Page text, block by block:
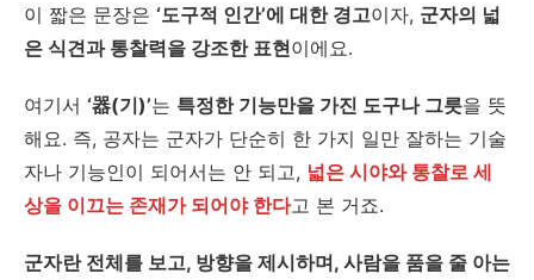
이 짧은 문장은 ‘도구적 인간’에 대한 경고이자, 군자의 넓
은 식견과 통찰력을 강조한 표현이에요.
여기서 ‘器(기)’는 특정한 기능만을 가진 도구나 그릇을 뜻
해요. 즉, 공자는 군자가 단순히 한 가지 일만 잘하는 기술
자나 기능인이 되어서는 안 되고, 넓은 시야와 통찰로 세
상을 이끄는 존재가 되어야 한다고 본 거죠.
군자란 전체를 보고, 방향을 제시하며, 사람을 품을 줄 아는